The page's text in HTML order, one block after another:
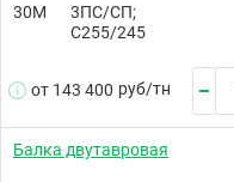
30М
3ПС/СП;
С255/245
от 143 400 руб/тн
Балка двутавровая